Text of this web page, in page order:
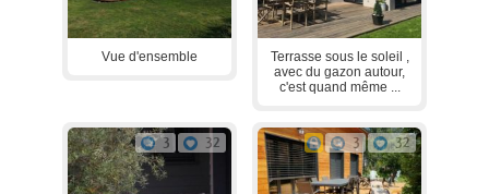
Vue d'ensemble
Terrasse sous le soleil ,
avec du gazon autour,
c'est quand même ...
3 32 3 32